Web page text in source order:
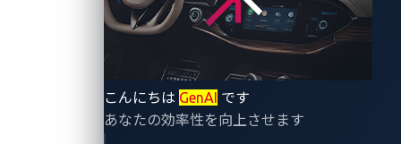
こんにちは GenAI です
あなたの効率性を向上させます
この脆弱性は、誤ってロールバックされる推測実行
と、不適切に処理されるレジスタのクリアプロセスと
いう2つの主要な要素から成り立っています。この脆
弱性の重大さを理解するため、現代のCPUの動作方
法、特にこのようなセキュリティ上の欠陥を無意識に
引き起こす可能性のある高度なメカニズムについて見